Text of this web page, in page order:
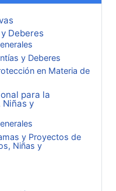
Deberes
y Deberes
en Materia de
para la
Niñas y
y Proyectos de
Niñas y